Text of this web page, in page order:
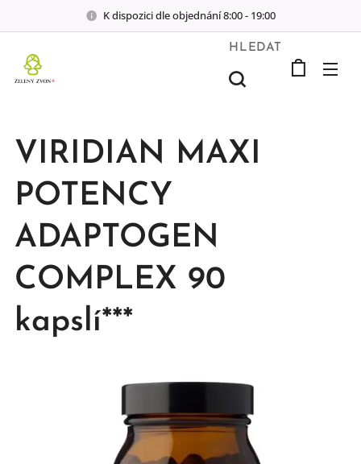
K dispozici dle objednání 8:00 - 19:00
HLEDAT
VIRIDIAN MAXI
POTENCY
ADAPTOGEN
COMPLEX 90
kapslí***